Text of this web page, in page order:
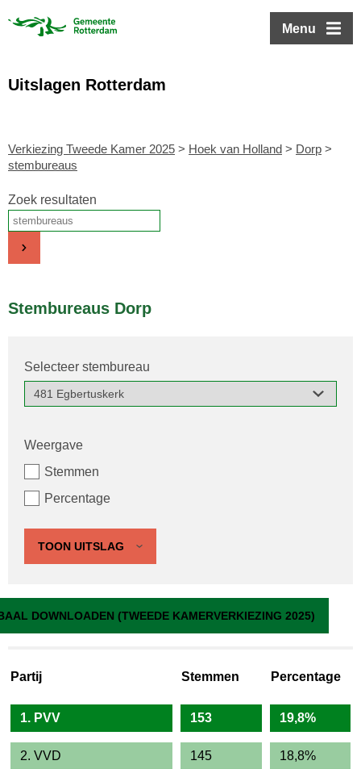
Menu
Uitslagen Rotterdam
Verkiezing Tweede Kamer 2025 > Hoek van Holland > Dorp >
stembureaus
Zoek resultaten
Stembureaus Dorp
Selecteer stembureau
Weergave
Stemmen
Percentage
TOON UITSLAG
481 Egbertuskerk
DOWNLOADEN (TWEEDE KAMERVERKIEZING 2025)
Partij Stemmen Percentage
1. PVV 153 19,8%
2. VVD 145 18,8%